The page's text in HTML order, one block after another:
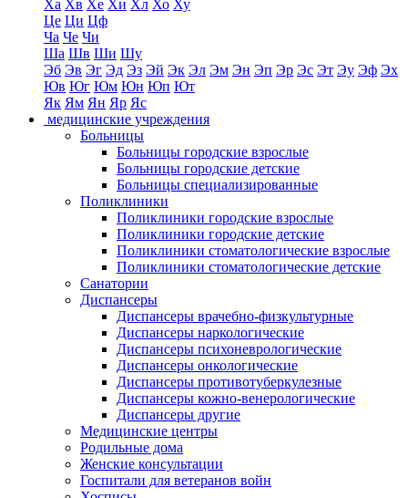
Ха Хв Хе Хи Хл Хо Ху
Це Ци Цф
Ча Че Чи
Ша Шв Ши Шу
Эб Эв Эг Эд Эз Эй Эк Эл Эм Эн Эп Эр Эс Эт Эу Эф Эх
Юв Юг Юм Юн Юп Ют
Як Ям Ян Яр Яс
медицинские учреждения
Больницы
Больницы городские взрослые
Больницы городские детские
Больницы специализированные
Поликлиники
Поликлиники городские взрослые
Поликлиники городские детские
Поликлиники стоматологические взрослые
Поликлиники стоматологические детские
Санатории
Диспансеры
Диспансеры врачебно-физкультурные
Диспансеры наркологические
Диспансеры психоневрологические
Диспансеры онкологические
Диспансеры противотуберкулезные
Диспансеры кожно-венерологические
Диспансеры другие
Медицинские центры
Родильные дома
Женские консультации
Госпитали для ветеранов войн